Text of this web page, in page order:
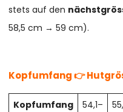
stets auf den
58,5 cm → 59 cm).
Kopfumfang 👉
Kopfumfang
54,1–